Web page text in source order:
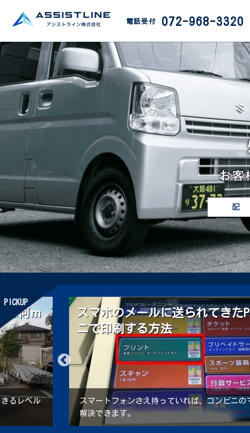
電話受付 072-968-3320
PICKUP
ンビ
ピー機で
「配送」と「配達」の違いと
使い分け方
「配送」と「配達」の違いを知ってますか？